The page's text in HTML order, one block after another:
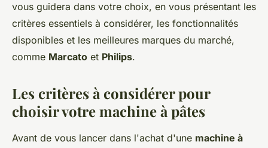
vous guidera dans votre choix, en vous présentant les
critères essentiels à considérer, les fonctionnalités
disponibles et les meilleures marques du marché,
comme Marcato et Philips.
Les critères à considérer pour
choisir votre machine à pâtes
Avant de vous lancer dans l'achat d'une machine à